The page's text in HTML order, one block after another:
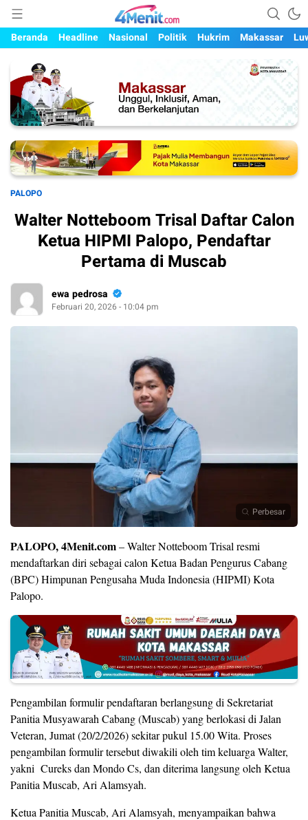
4menit.com
Mengungkap Kisah, Setiap Hari
Beranda
Headline Nasional Politik Hukrim Makassar
PALOPO
Walter Notteboom Trisal Daftar Calon
Ketua HIPMI Palopo, Pendaftar
Pertama di Muscab
ewa pedrosa
Februari 20, 2026 - 10:04 pm
Perbesar
PALOPO, 4Menit.com– Walter Notteboom Trisal resmi
mendaftarkan diri sebagai calon Ketua Badan Pengurus Cabang
(BPC) Himpunan Pengusaha Muda Indonesia (HIPMI) Kota
Palopo.
Pengambilan formulir pendaftaran berlangsung di Sekretariat
Panitia Musyawarah Cabang (Muscab) yang berlokasi di Jalan
Veteran, Jumat (20/2/2026) sekitar pukul 15.00 Wita. Proses
pengambilan formulir tersebut diwakili oleh tim keluarga Walter,
yakni Cureks dan Mondo Cs, dan diterima langsung oleh Ketua
Panitia Muscab, Ari Alamsyah.
Ketua Panitia Muscab, Ari Alamsyah, menyampaikan bahwa